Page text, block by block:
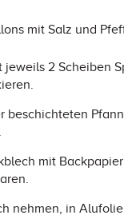
mit Salz und
jeweils 2 Scheiben
beschichteten
mit
nehmen, in